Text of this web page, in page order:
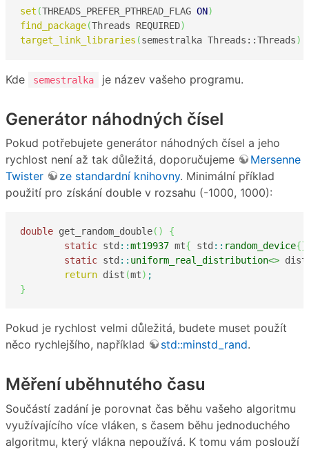
set (THREADS_PREFER_PTHREAD_FLAG ON)
find_package(Threads REQUIRED)
target_link_libraries (semestralka Threads::Threads)
Kde semestralka je název vašeho programu.
Generátor náhodných čísel
Pokud potřebujete generátor náhodných čísel a jeho
rychlost není až tak důležitá, doporučujeme
Mersenne
Twister
ze standardní knihovny. Minimální příklad
použití pro získání double v rozsahu (-1000, 1000):
double get_random_double( )
{
static std ::mt19937 mt{ std :: random_device{}
static std :: uniform_real_distribution<> dist
return dist (mt) ;
}
Pokud je rychlost velmi důležitá, budete muset použít
něco rychlejšího, například
std::minstd_rand.
Měření uběhnutého času
Součástí zadání je porovnat čas běhu vašeho algoritmu
využívajícího více vláken, s časem běhu jednoduchého
algoritmu, který vlákna nepoužívá. K tomu vám poslouží